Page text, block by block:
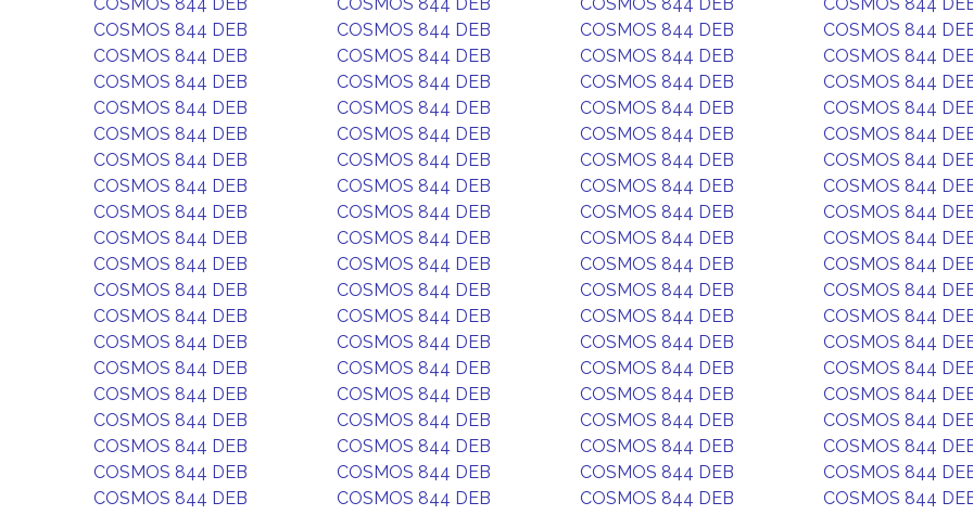
COSMOS 844 DEB
COSMOS 844 DEB COSMOS 844 DEB
COSMOS 844
COSMOS 844 DEB
COSMOS 844 DEB COSMOS 844 DEB
COSMOS 844
COSMOS 844 DEB
COSMOS 844 DEB COSMOS 844 DEB
COSMOS 844
COSMOS 844 DEB
COSMOS 844 DEB COSMOS 844 DEB
COSMOS 844
COSMOS 844 DEB
COSMOS 844 DEB COSMOS 844 DEB
COSMOS 844
COSMOS 844 DEB
COSMOS 844 DEB COSMOS 844 DEB
COSMOS 844
COSMOS 844 DEB
COSMOS 844 DEB COSMOS 844 DEB
COSMOS 844
COSMOS 844 DEB
COSMOS 844 DEB COSMOS 844 DEB
COSMOS 844
COSMOS 844 DEB
COSMOS 844 DEB COSMOS 844 DEB
COSMOS 844
COSMOS 844 DEB
COSMOS 844 DEB COSMOS 844 DEB
COSMOS 844
COSMOS 844 DEB
COSMOS 844 DEB COSMOS 844 DEB
COSMOS 844
COSMOS 844 DEB
COSMOS 844 DEB COSMOS 844 DEB
COSMOS 844
COSMOS 844 DEB
COSMOS 844 DEB COSMOS 844 DEB
COSMOS 844
COSMOS 844 DEB
COSMOS 844 DEB COSMOS 844 DEB
COSMOS 844
COSMOS 844 DEB
COSMOS 844 DEB COSMOS 844 DEB
COSMOS 844
COSMOS 844 DEB
COSMOS 844 DEB COSMOS 844 DEB
COSMOS 844
COSMOS 844 DEB
COSMOS 844 DEB COSMOS 844 DEB
COSMOS 844
COSMOS 844 DEB
COSMOS 844 DEB COSMOS 844 DEB
COSMOS 844
COSMOS 844 DEB
COSMOS 844 DEB COSMOS 844 DEB
COSMOS 844